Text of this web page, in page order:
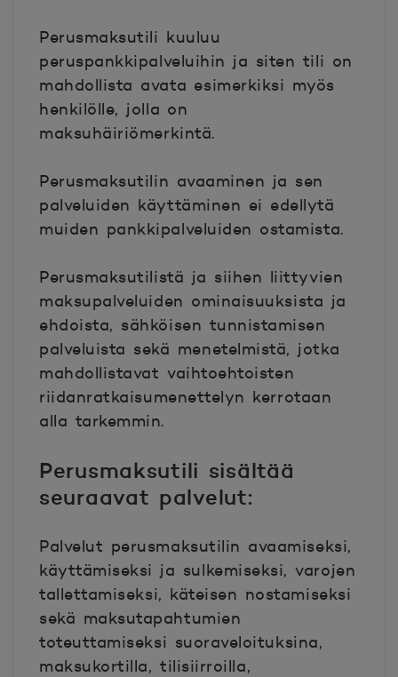
Perusmaksutili kuuluu
peruspankkipalveluihin ja siten tili on
mahdollista avata esimerkiksi myös
henkilölle, jolla on
maksuhäiriömerkintä.
Perusmaksutilin avaaminen ja sen
palveluiden käyttäminen ei edellytä
muiden pankkipalveluiden ostamista.
Perusmaksutilistä ja siihen liittyvien
maksupalveluiden ominaisuuksista ja
ehdoista, sähköisen tunnistamisen
palveluista sekä menetelmistä, jotka
mahdollistavat vaihtoehtoisten
riidanratkaisumenettelyn kerrotaan
alla tarkemmin.
Perusmaksutili sisältää
seuraavat palvelut:
Palvelut perusmaksutilin avaamiseksi,
käyttämiseksi ja sulkemiseksi, varojen
tallettamiseksi, käteisen nostamiseksi
sekä maksutapahtumien
toteuttamiseksi suoraveloituksina,
maksukortilla, tilisiirroilla,